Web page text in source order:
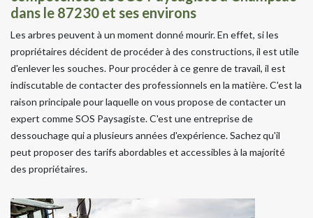
dans le 87230 et ses environs
Les arbres peuvent à un moment donné mourir. En effet, si les
propriétaires décident de procéder à des constructions, il est utile
d'enlever les souches. Pour procéder à ce genre de travail, il est
indiscutable de contacter des professionnels en la matière. C'est la
raison principale pour laquelle on vous propose de contacter un
expert comme SOS Paysagiste. C'est une entreprise de
dessouchage qui a plusieurs années d'expérience. Sachez qu'il
peut proposer des tarifs abordables et accessibles à la majorité
des propriétaires.